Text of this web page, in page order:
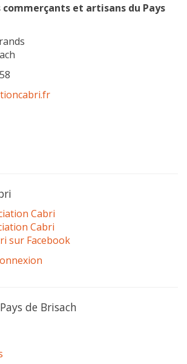
commerçants et artisans du Pays
Cabri
Cabri
sur Facebook
de Brisach